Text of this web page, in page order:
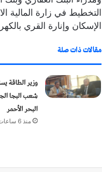
التخطيط في زارة المالية
الإسكان وإنارة القري
مقالات ذات صلة
وزير الطاقة
شعب البجا
البحر الأحمر
منذ 6 ساعات